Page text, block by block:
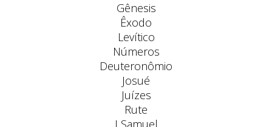
Gênesis
Êxodo
Levítico
Números
Deuteronômio
Josué
Juízes
Rute
I Samuel